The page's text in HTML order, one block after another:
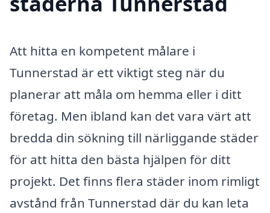
Att hitta en kompetent målare i
Tunnerstad är ett viktigt steg när du
planerar att måla om hemma eller i ditt
företag. Men ibland kan det vara värt att
bredda din sökning till närliggande städer
för att hitta den bästa hjälpen för ditt
projekt. Det finns flera städer inom rimligt
avstånd från Tunnerstad där du kan leta